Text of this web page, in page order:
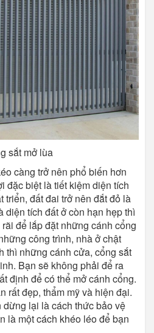
sắt mở lùa
càng trở nên phổ biến hơn
đặc biệt là tiết kiệm diện tích
triển, đất đai trở nên đắt đỏ là
diện tích đất ở còn hạn hẹp thì
để lắp đặt những cánh cổng
công trình, nhà ở chật
thì những cánh cửa, cổng sắt
Bạn sẽ không phải để ra
định để có thể mở cánh cổng.
rất đẹp, thẩm mỹ và hiện đại.
lại là cách thức bảo vệ
là một cách khéo léo để bạn